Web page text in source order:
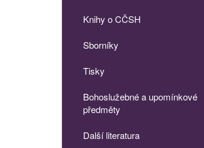
Knihy o CČSH
Sborníky
Tisky
Bohoslužebné a upomínkové
předměty
Další literatura